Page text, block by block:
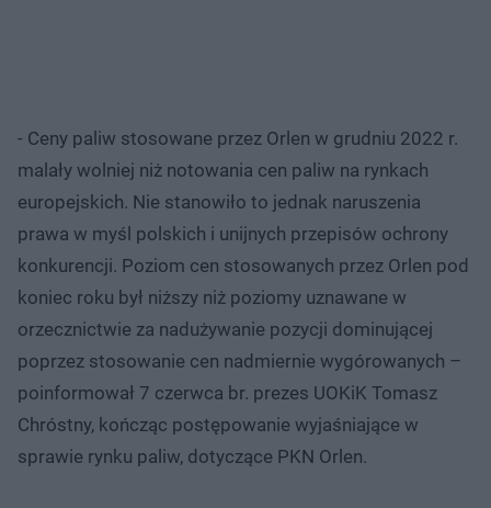
- Ceny paliw stosowane przez Orlen w grudniu 2022 r.
malały wolniej niż notowania cen paliw na rynkach
europejskich. Nie stanowiło to jednak naruszenia
prawa w myśl polskich i unijnych przepisów ochrony
konkurencji. Poziom cen stosowanych przez Orlen pod
koniec roku był niższy niż poziomy uznawane w
orzecznictwie za nadużywanie pozycji dominującej
poprzez stosowanie cen nadmiernie wygórowanych –
poinformował 7 czerwca br. prezes UOKiK Tomasz
Chróstny, kończąc postępowanie wyjaśniające w
sprawie rynku paliw, dotyczące PKN Orlen.